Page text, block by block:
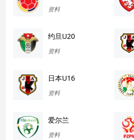
资料
约旦U20
资料
日本U16
资料
爱尔兰
资料